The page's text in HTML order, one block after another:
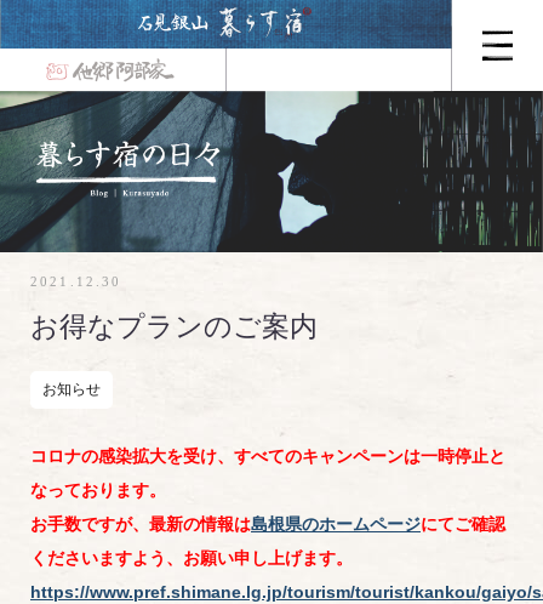
2021.12.30
お得なプランのご案内
お知らせ
コロナの感染拡大を受け、すべてのキャンペーンは一時停止と
なっております。
お手数ですが、最新の情報は島根県のホームページにてご確認
くださいますよう、お願い申し上げます。
https://www.pref.shimane.lg.jp/tourism/tourist/kankou/gaiyo/